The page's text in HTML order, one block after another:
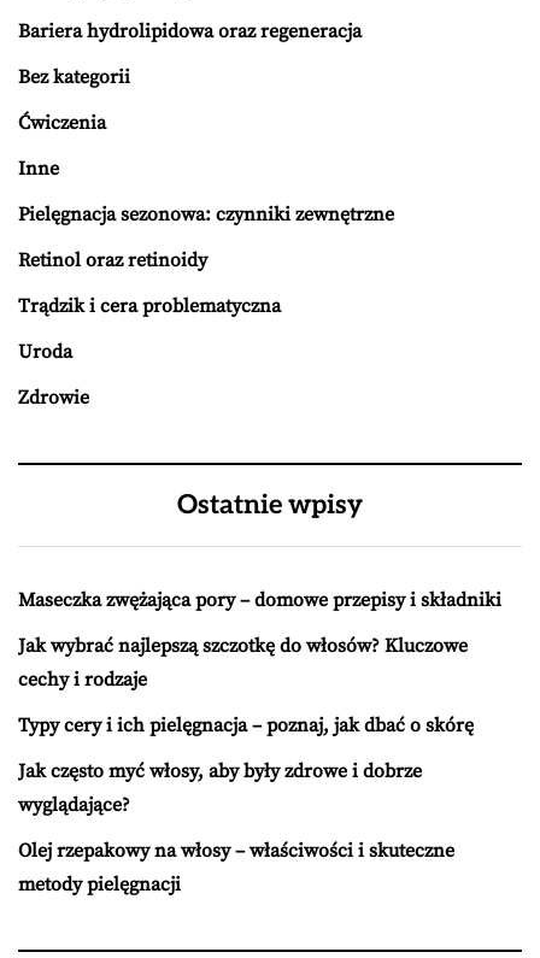
Bariera hydrolipidowa oraz regeneracja
Bez kategorii
Ćwiczenia
Inne
Pielęgnacja sezonowa: czynniki zewnętrzne
Retinol oraz retinoidy
Trądzik i cera problematyczna
Uroda
Zdrowie
Ostatnie wpisy
Maseczka zwężająca pory – domowe przepisy i składniki
Jak wybrać najlepszą szczotkę do włosów? Kluczowe
cechy i rodzaje
Typy cery i ich pielęgnacja – poznaj, jak dbać o skórę
Jak często myć włosy, aby były zdrowe i dobrze
wyglądające?
Olej rzepakowy na włosy – właściwości i skuteczne
metody pielęgnacji